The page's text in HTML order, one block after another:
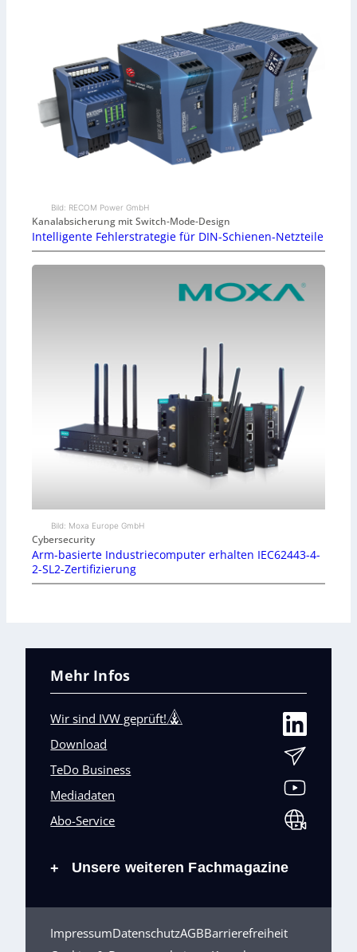
Bild: RECOM Power GmbH
Kanalabsicherung mit Switch-Mode-Design
Intelligente Fehlerstrategie für DIN-Schienen-Netzteile
Bild: Moxa Europe GmbH
Cybersecurity
Arm-basierte Industriecomputer erhalten IEC62443-4-
2-SL2-Zertifizierung
Mehr Infos
Wir sind IVW geprüft!
Download
TeDo Business
Mediadaten
Abo-Service
+ Unsere weiteren Fachmagazine
ImpressumDatenschutzAGBBarrierefreiheit